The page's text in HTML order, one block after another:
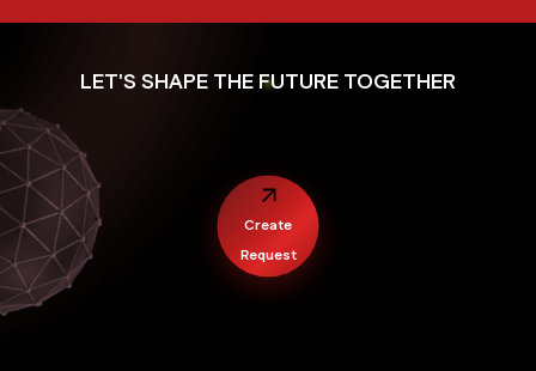
LET'S SHAPE THE FUTURE TOGETHER
Create
Request